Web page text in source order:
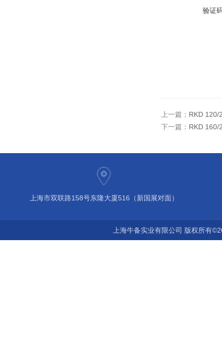
验证
上一篇： RKD 120/
下一篇： RKD 160/
上海市双联路158号东隆大厦516（新国展对面）
上海牛备实业有限公司 版权所有